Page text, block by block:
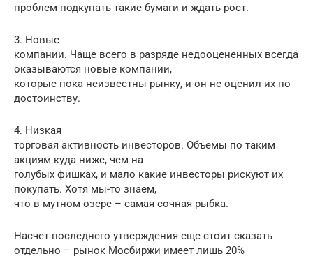
проблем подкупать такие бумаги и ждать рост.
3. Новые
компании. Чаще всего в разряде недооцененных всегда
оказываются новые компании,
которые пока неизвестны рынку, и он не оценил их по
достоинству.
4. Низкая
торговая активность инвесторов. Объемы по таким
акциям куда ниже, чем на
голубых фишках, и мало какие инвесторы рискуют их
покупать. Хотя мы-то знаем,
что в мутном озере – самая сочная рыбка.
Насчет последнего утверждения еще стоит сказать
отдельно – рынок Мосбиржи имеет лишь 20%